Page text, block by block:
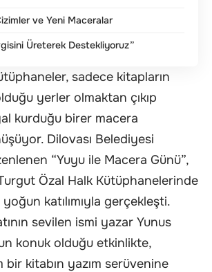
ve Yeni Maceralar
Üreterek Destekliyoruz”
sadece kitapların
yerler olmaktan çıkıp
kurduğu birer macera
Dilovası Belediyesi
“Yuyu ile Macera Günü”,
Özal Halk Kütüphanelerinde
katılımıyla gerçekleşti.
sevilen ismi yazar Yunus
konuk olduğu etkinlikte,
kitabın yazım serüvenine